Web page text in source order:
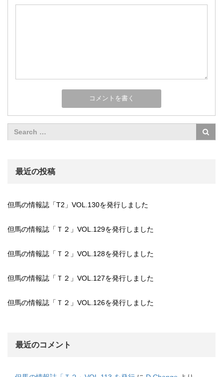
最近の投稿
但馬の情報誌「T2」VOL.130を発行しました
但馬の情報誌「Ｔ２」VOL.129を発行しました
但馬の情報誌「Ｔ２」VOL.128を発行しました
但馬の情報誌「Ｔ２」VOL.127を発行しました
但馬の情報誌「Ｔ２」VOL.126を発行しました
最近のコメント